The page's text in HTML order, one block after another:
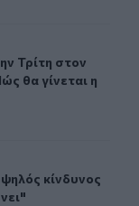
– Πώς θα
Τρίτη στον
Τρίτη στον
θα γίνεται η
"φέρνει"
κίνδυνος
κίνδυνος